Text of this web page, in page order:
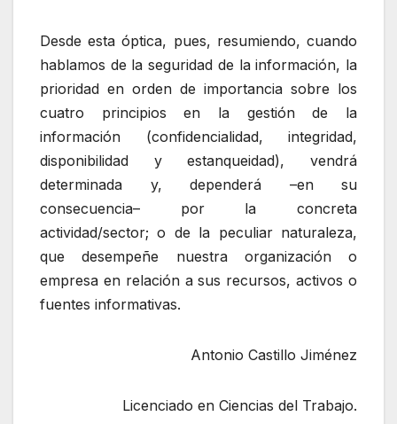
Desde esta óptica, pues, resumiendo, cuando
hablamos de la seguridad de la información, la
prioridad en orden de importancia sobre los
cuatro principios en la gestión de la
información (confidencialidad, integridad,
disponibilidad y estanqueidad), vendrá
determinada y, dependerá –en su
consecuencia– por la concreta
actividad/sector; o de la peculiar naturaleza,
que desempeñe nuestra organización o
empresa en relación a sus recursos, activos o
fuentes informativas.
Antonio Castillo Jiménez
Licenciado en Ciencias del Trabajo.